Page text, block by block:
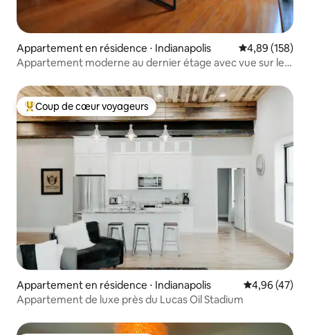
Appartement en résidence ⋅ Indianapolis Évaluation
4,89 (158)
Appartement moderne au dernier étage avec vue sur le
Coups de cœur voyageurs les plus appréciés
Coup de cœur voyageurs
Appartement en résidence ⋅ Indianapolis Évaluation
4,96 (47)
Appartement de luxe près du Lucas Oil Stadium